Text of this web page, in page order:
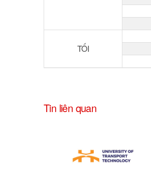
TỐI
Tin liên quan